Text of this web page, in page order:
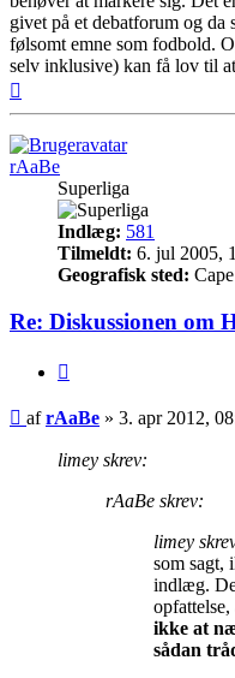
givet på et debatforum og da
følsomt emne som fodbold.
selv inklusive) kan få lov til
rAaBe
Superliga
Indlæg: 581
Tilmeldt: 6. jul 2005,
Geografisk sted:
Re: Diskussionen om
Indlæg
afrAaBe » 3. apr 2012,
limey skrev:
rAaBe skrev:
limey
som sagt,
indlæg.
opfattelse,
ikke at
sådan